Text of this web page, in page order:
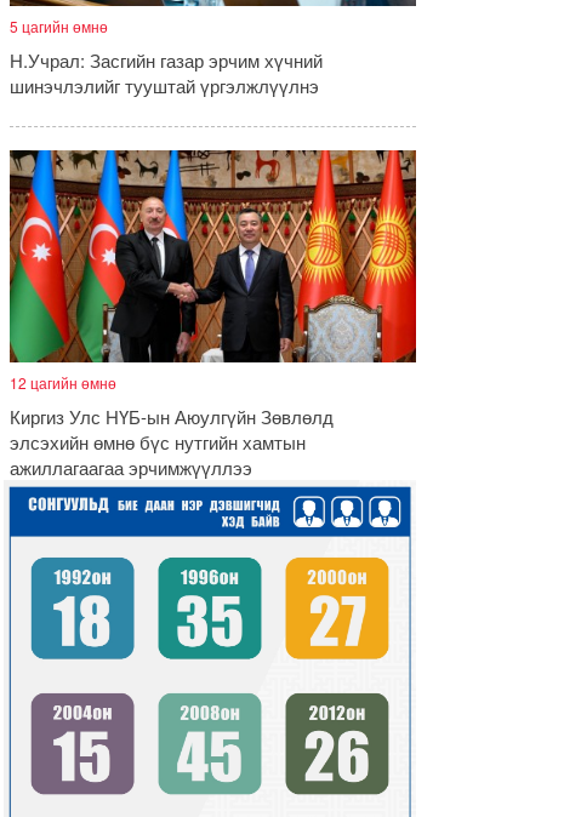
5 цагийн өмнө
Н.Учрал: Засгийн газар эрчим хүчний
шинэчлэлийг тууштай үргэлжлүүлнэ
12 цагийн өмнө
Киргиз Улс НҮБ-ын Аюулгүйн Зөвлөлд
элсэхийн өмнө бүс нутгийн хамтын
ажиллагаагаа эрчимжүүллээ
Бүх төрлийн шатахууны импортыг шуурхай